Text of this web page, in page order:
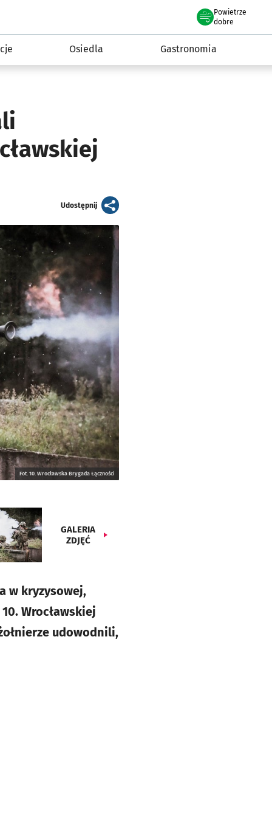
Powietrze
we Wrocławiu
dobre
Osiedla Gastronomia
Udostępnijartykuł
Fot. 10. Wrocławska Brygada Łączności
GALERIA
ZDJĘĆ
w kryzysowej,
Wrocławskiej
udowodnili,